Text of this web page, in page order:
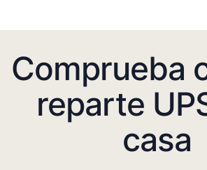
Comprueba
reparte
casa